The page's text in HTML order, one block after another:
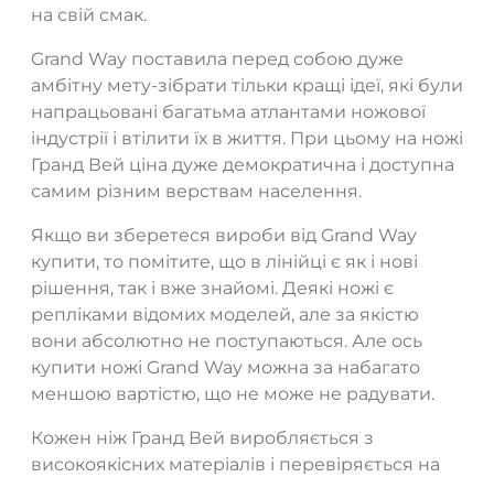
на свій смак.
Grand Way поставила перед собою дуже
амбітну мету-зібрати тільки кращі ідеї, які були
напрацьовані багатьма атлантами ножової
індустрії і втілити їх в життя. При цьому на ножі
Гранд Вей ціна дуже демократична і доступна
самим різним верствам населення.
Якщо ви зберетеся вироби від Grand Way
купити, то помітите, що в лінійці є як і нові
рішення, так і вже знайомі. Деякі ножі є
репліками відомих моделей, але за якістю
вони абсолютно не поступаються. Але ось
купити ножі Grand Way можна за набагато
меншою вартістю, що не може не радувати.
Кожен ніж Гранд Вей виробляється з
високоякісних матеріалів і перевіряється на